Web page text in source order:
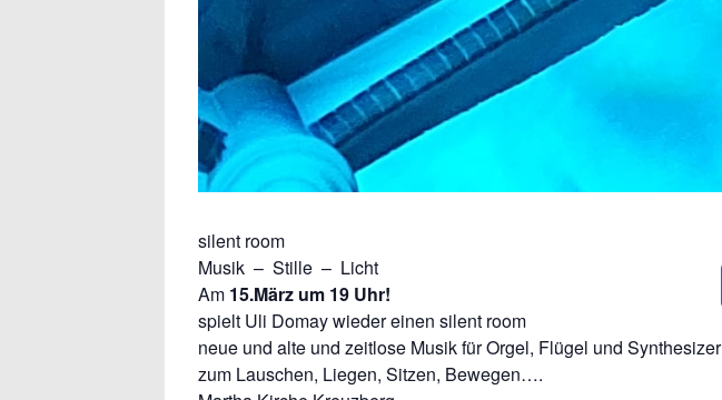
silent room
Musik – Stille – Licht
Am 15.März um 19 Uhr!
spielt Uli Domay wieder einen silent room
neue und alte und zeitlose Musik für Orgel, Flügel und Synthesizer
zum Lauschen, Liegen, Sitzen, Bewegen….